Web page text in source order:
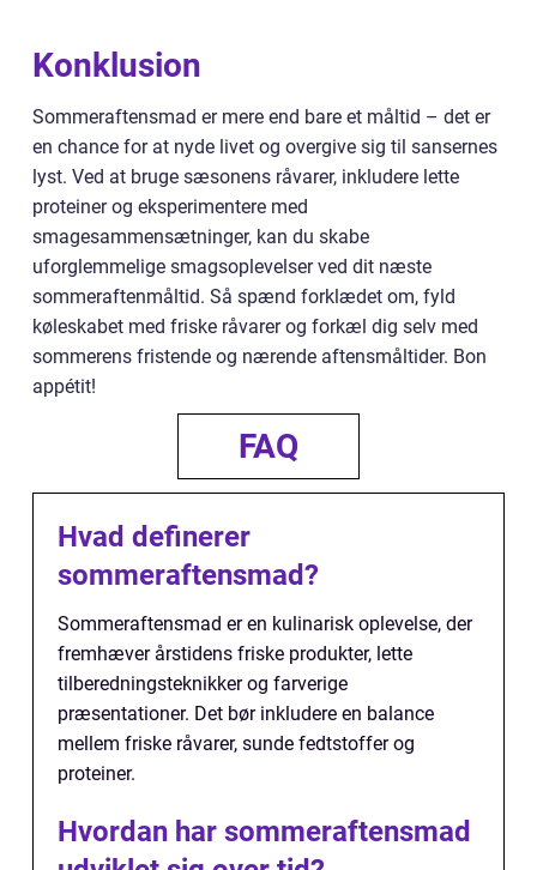
Konklusion
Sommeraftensmad er mere end bare et måltid – det er
en chance for at nyde livet og overgive sig til sansernes
lyst. Ved at bruge sæsonens råvarer, inkludere lette
proteiner og eksperimentere med
smagesammensætninger, kan du skabe
uforglemmelige smagsoplevelser ved dit næste
sommeraftenmåltid. Så spænd forklædet om, fyld
køleskabet med friske råvarer og forkæl dig selv med
sommerens fristende og nærende aftensmåltider. Bon
appétit!
FAQ
Hvad definerer
sommeraftensmad?
Sommeraftensmad er en kulinarisk oplevelse, der
fremhæver årstidens friske produkter, lette
tilberedningsteknikker og farverige
præsentationer. Det bør inkludere en balance
mellem friske råvarer, sunde fedtstoffer og
proteiner.
Hvordan har sommeraftensmad